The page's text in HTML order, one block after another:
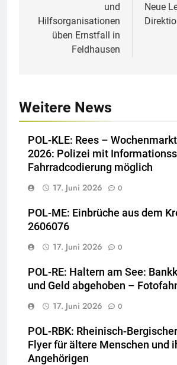
und
Hilfsorganisationen
üben Ernstfall in
Feldhausen
Neue
Weitere News
POL-KLE: Rees –
2026: Polizei mit
Fahrradcodierung möglich
17. Juni 2026
0
POL-ME: Einbrüche aus dem
2606076
17. Juni 2026
0
POL-RE: Haltern am See:
und Geld abgehoben –
17. Juni 2026
0
POL-RBK: Rheinisch-
Flyer für ältere Menschen und
Angehörigen